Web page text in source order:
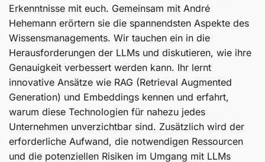
Erkenntnisse mit euch. Gemeinsam mit André
Hehemann erörtern sie die spannendsten Aspekte des
Wissensmanagements. Wir tauchen ein in die
Herausforderungen der LLMs und diskutieren, wie ihre
Genauigkeit verbessert werden kann. Ihr lernt
innovative Ansätze wie RAG (Retrieval Augmented
Generation) und Embeddings kennen und erfahrt,
warum diese Technologien für nahezu jedes
Unternehmen unverzichtbar sind. Zusätzlich wird der
erforderliche Aufwand, die notwendigen Ressourcen
und die potenziellen Risiken im Umgang mit LLMs